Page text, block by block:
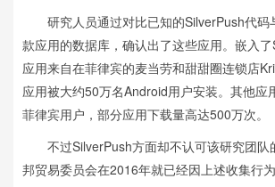
研究人员通过对比已知的SilverPush代码
款应用的数据库，确认出了这些应用。嵌入
应用来自在菲律宾的麦当劳和甜甜圈连锁店
应用被大约50万名Android用户安装。其他应
菲律宾用户，部分应用下载量高达500万次。
不过SilverPush方面却不认可该研究团队
邦贸易委员会在2016年就已经因上述收集行